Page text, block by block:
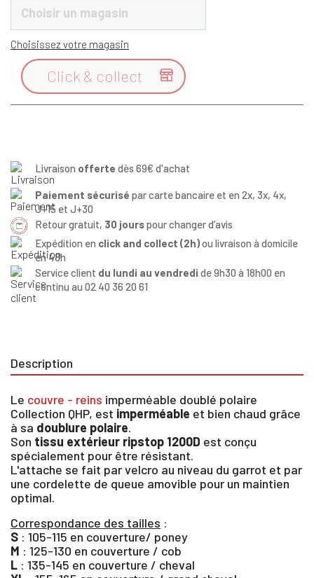
Choisir un magasin
Choisissez votre magasin

Click & collect
Livraison offerte dès 69€ d'achat
Paiement sécurisé par carte bancaire et en 2x, 3x, 4x,
J+15 et J+30
Retour gratuit, 30 jourspour changer d’avis
Expédition en click and collect (2h)ou livraison à domicile
en 48h
Service client du lundi au vendredi de 9h30 à 18h00 en
continu au 02 40 36 20 61
Description
Le couvre - reins imperméable doublé polaire
Collection QHP, est imperméable et bien chaud grâce
à sa doublure polaire.
Son tissu extérieur ripstop 1200D est conçu
spécialement pour être résistant.
L'attache se fait par velcro au niveau du garrot et par
une cordelette de queue amovible pour un maintien
optimal.
Correspondance des tailles :
S : 105-115 en couverture/ poney
M : 125-130 en couverture / cob
L : 135-145 en couverture / cheval
×